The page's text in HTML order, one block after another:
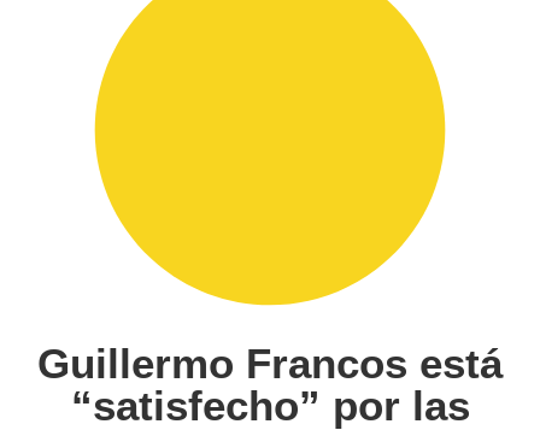
Guillermo Francos está
“satisfecho” por las